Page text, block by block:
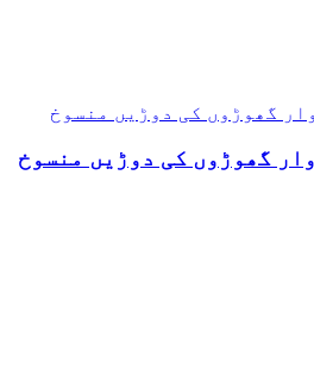
گھوڑوں کی دوڑیں منسوخ